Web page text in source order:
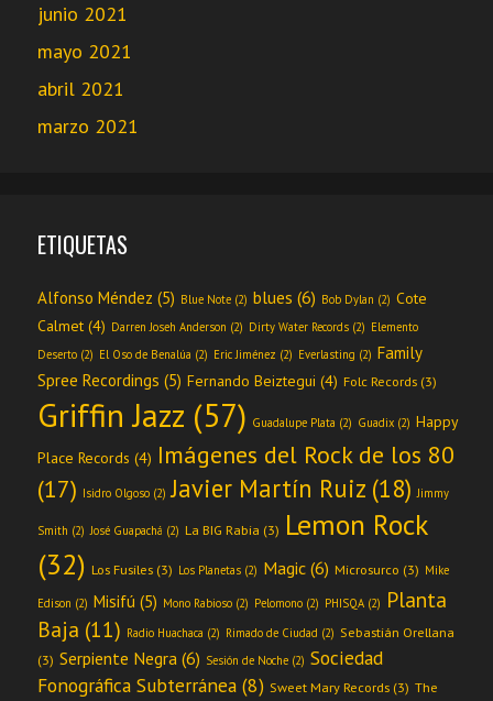
junio 2021
mayo 2021
abril 2021
marzo 2021
ETIQUETAS
Alfonso Méndez (5) Blue Note (2) blues (6) Bob Dylan (2) Cote
Calmet (4) Darren Joseh Anderson (2) Dirty Water Records (2) Elemento
Deserto (2) El Oso de Benalúa (2) Eric Jiménez (2) Everlasting (2) Family
Spree Recordings (5) Fernando Beiztegui (4) Folc Records (3)
Griffin Jazz (57) Guadalupe Plata (2) Guadix (2) Happy
Place Records (4) Imágenes del Rock de los 80
(17) Isidro Olgoso (2) Javier Martín Ruiz (18) Jimmy
Smith (2) José Guapachá (2) La BIG Rabia (3) Lemon Rock
(32) Los Fusiles (3) Los Planetas (2) Magic (6) Microsurco (3) Mike
Edison (2) Misifú (5) Mono Rabioso (2) Pelomono (2) PHISQA (2) Planta
Baja (11) Radio Huachaca (2) Rimado de Ciudad (2) Sebastián Orellana
(3) Serpiente Negra (6) Sesión de Noche (2) Sociedad
Fonográfica Subterránea (8) Sweet Mary Records (3) The